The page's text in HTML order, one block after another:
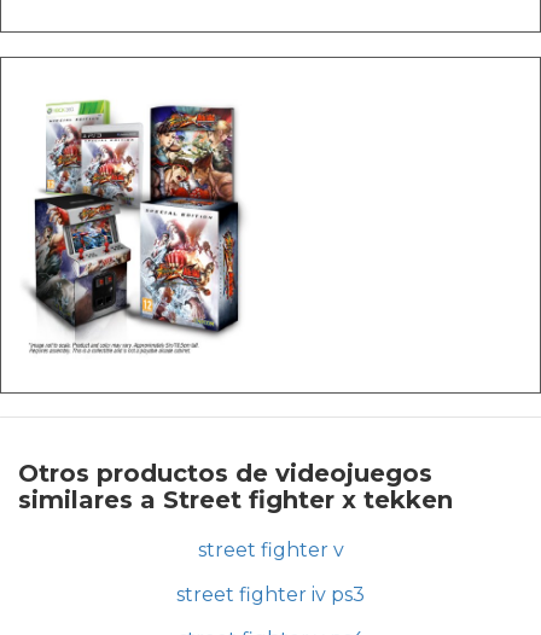
Otros productos de videojuegos
similares a Street fighter x tekken
street fighter v
street fighter iv ps3